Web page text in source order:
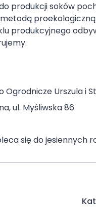
produkcji soków
produkcyjnego
Urszula i
ul. Myśliwska 86
się do jesiennych